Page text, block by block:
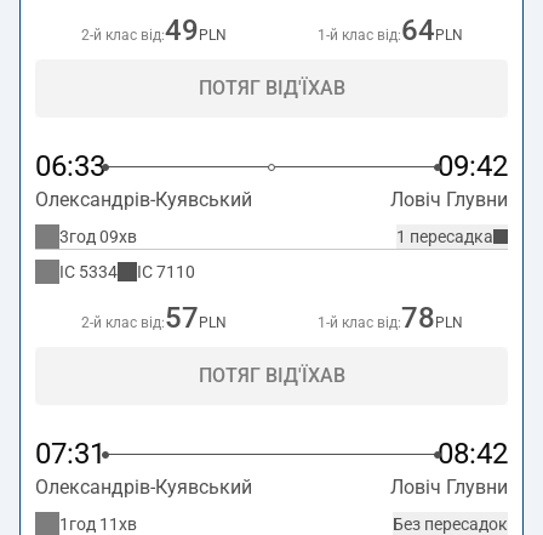
2-й клас від:49 PLN 1-й клас від:64 PLN
ПОТЯГ ВІД'ЇХАВ
06:33 09:42
Олександрів-Куявський Ловіч Глувни
1 пересадка
3год 09хв
IC 5334 IC7110
2-й клас від:57 PLN 1-й клас від:78 PLN
ПОТЯГ ВІД'ЇХАВ
07:31 08:42
Олександрів-Куявський Ловіч Глувни
Без пересадок
1год 11хв